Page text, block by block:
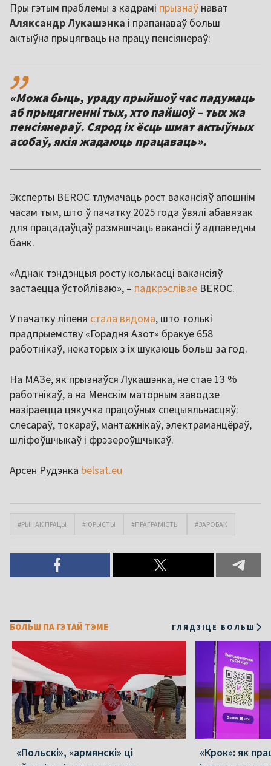
Пры гэтым праблемы з кадрамі прызнаў нават
Аляксандр Лукашэнка і прапанаваў больш
актыўна прыцягваць на працу пенсіянераў:
,,
«Можа быць, ураду прыйшоў час падумаць
аб прыцягненні тых, хто пайшоў – тых жа
пенсіянераў. Сярод іх ёсць шмат актыўных
асобаў, якія жадаюць працаваць».
Эксперты BEROC тлумачаць рост вакансіяў апошнім
часам тым, што ў пачатку 2025 года ўвялі абавязак
для працадаўцаў размяшчаць вакансіі ў адпаведны
банк.
«Аднак тэндэнцыя росту колькасці вакансіяў
застаецца ўстойліваю», – падкрэслівае BEROC.
У пачатку ліпеня стала вядома, што толькі
прадпрыемству «Горадня Азот» бракуе 658
работнікаў, некаторых з іх шукаюць больш за год.
На МАЗе, як прызнаўся Лукашэнка, не стае 13 %
работнікаў, а на Менскім маторным заводзе
назіраецца цякучка працоўных спецыяльнасцяў:
слесараў, токараў, мантажнікаў, электраманцёраў,
шліфоўшчыкаў і фрэзероўшчыкаў.
Арсен Рудэнка belsat.eu
#РЫНАК ПРАЦЫ #ЮРЫСТЫ #ПРАГРАМІСТЫ #ЗАРОБАК
БОЛЬШ ПА ГЭТАЙ ТЭМЕ ГЛЯДЗІЦЕ БОЛЬШ
«Польскі», «армянскі» ці
«Крок»: як